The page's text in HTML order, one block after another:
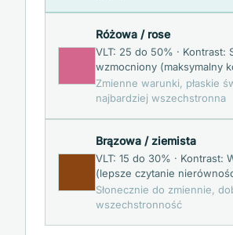
Różowa / rose
VLT: 25 do 50% · Kontrast:
wzmocniony (maksymalny
Zmienne warunki, płaskie
najbardziej wszechstronna
Brązowa / ziemista
VLT: 15 do 30% · Kontrast:
(lepsze czytanie
Słonecznie do zmiennie,
wszechstronność